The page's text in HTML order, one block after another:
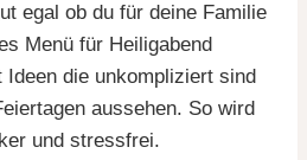
egal ob du für deine Familie
Menü für Heiligabend
Ideen die unkompliziert sind
aussehen. So wird
und stressfrei.